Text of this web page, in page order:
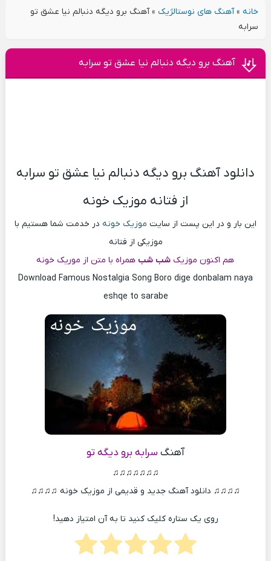
خانه»آهنگ های نوستالژیک »آهنگ برو دیگه دنبالم نیا عشق تو
سرابه
آهنگ برو دیگه دنبالم نیا عشق تو سرابه
دانلود آهنگ برو دیگه دنبالم نیا عشق تو سرابه
از فتانه موزیک خونه
این بار و در این پست از سایت موزیک خونه در خدمت شما هستیم با
موزیکی از فتانه
هم اکنون موزیک شب شب همراه با متن از موریک خونه
Download Famous Nostalgia Song Boro dige donbalam naya
eshqe to sarabe
آهنگ سرابه برو دیگه تو
♫♫♫♫♫♫♫
♫♫♫♫ دانلود آهنگ جدید و قدیمی از موزیک خونه ♫♫♫♫
روی یک ستاره کلیک کنید تا به آن امتیاز دهید!